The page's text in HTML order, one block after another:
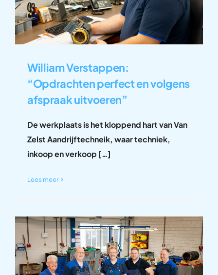
William Verstappen:
“Opdrachten perfect en volgens
afspraak uitvoeren”
De werkplaats is het kloppend hart van Van
Zelst Aandrijftechneik, waar techniek,
inkoop en verkoop […]
Lees meer